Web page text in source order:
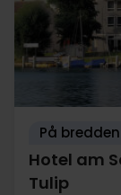
På
Hotel am
Tulip